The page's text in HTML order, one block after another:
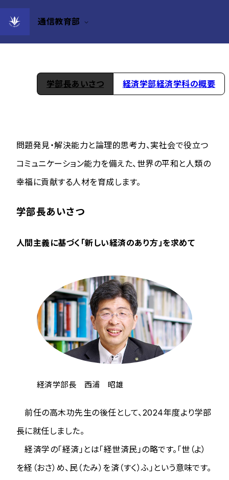
通信教育部
経済学部 経済学科
学部長あいさつ 経済学部経済学科の概要
問題発見・解決能力と論理的思考力、実社会で役立つ
コミュニケーション能力を備えた、世界の平和と人類の
幸福に貢献する人材を育成します。
学部長あいさつ
人間主義に基づく「新しい経済のあり方」を求めて
前任の高木功先生の後任として、2024年度より学部
長に就任しました。
経済学の「経済」とは「経世済民」の略です。「世（よ）
を経（おさ）め、民（たみ）を済（すく）ふ」という意味です。
経済学部長 西浦 昭雄